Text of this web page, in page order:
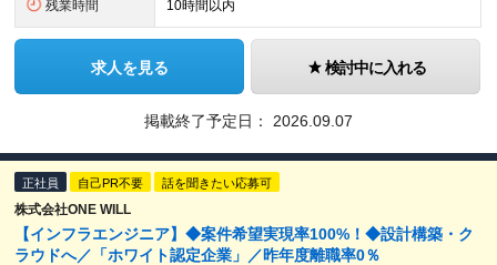
残業時間 10時間以内
求人を見る 検討中に入れる
掲載終了予定日： 2026.09.07
正社員 自己PR不要 話を聞きたい応募可
株式会社ONE WILL
【インフラエンジニア】◆案件希望実現率100%！◆設計構築・ク
ラウドへ／「ホワイト認定企業」／昨年度離職率0％